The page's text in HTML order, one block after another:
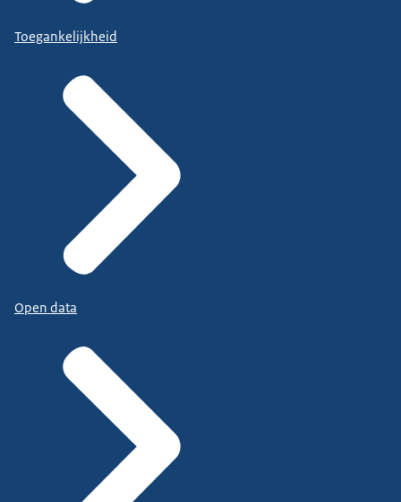
Toegankelijkheid
Open data